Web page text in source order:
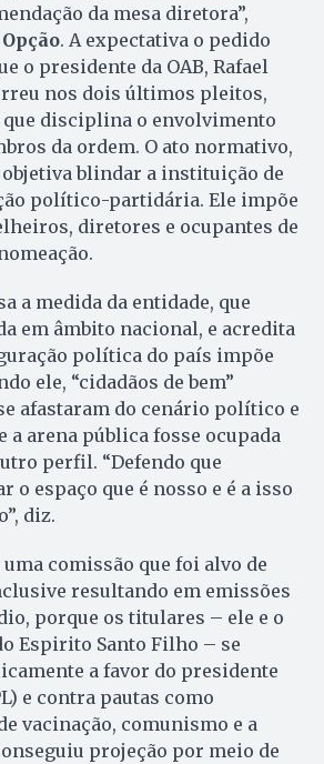
da mesa diretora”,
. A expectativa o pedido
o presidente da OAB, Rafael
nos dois últimos pleitos,
disciplina o envolvimento
da ordem. O ato normativo,
blindar a instituição de
político-partidária. Ele impõe
diretores e ocupantes de
a medida da entidade, que
em âmbito nacional, e acredita
política do país impõe
ele, “cidadãos de bem”
afastaram do cenário político e
arena pública fosse ocupada
perfil. “Defendo que
o espaço que é nosso e é a isso
diz.
comissão que foi alvo de
resultando em emissões
porque os titulares – ele e o
Espirito Santo Filho – se
a favor do presidente
e contra pautas como
vacinação, comunismo e a
projeção por meio de